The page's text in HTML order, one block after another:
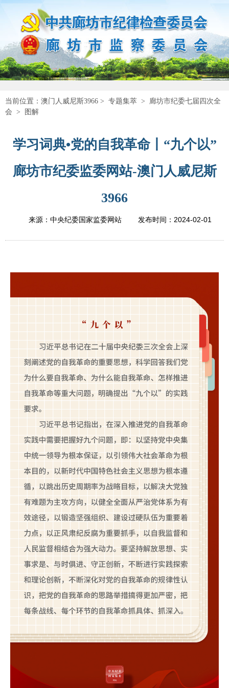
当前位置： 澳门人威尼斯3966 > 专题集萃 > 廊坊市纪委七届四次全
会 > 图解
学习词典•党的自我革命丨“九个以”
廊坊市纪委监委网站-澳门人威尼斯
3966
来源：中央纪委国家监委网站 发布时间： 2024-02-01